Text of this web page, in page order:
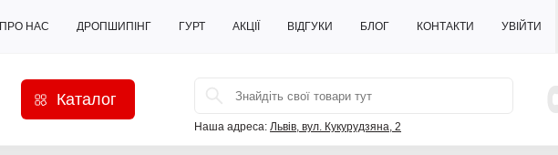
ПРО НАС ДРОПШИПІНГ ГУРТ АКЦІЇ ВІДГУКИ БЛОГ КОНТАКТИ УВІЙТИ
Каталог
Наша адреса: Львів, вул. Кукурудзяна, 2